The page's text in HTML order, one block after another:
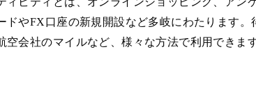
ドやFX口座の新規開設など多岐にわたります
空会社のマイルなど、様々な方法で利用できます